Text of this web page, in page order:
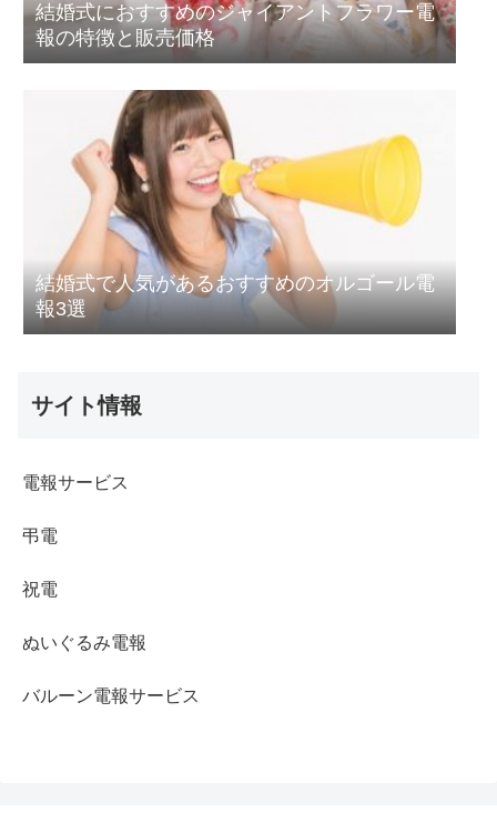
結婚式におすすめのジャイアントフラワー電
報の特徴と販売価格
結婚式で人気があるおすすめのオルゴール電
報3選
サイト情報
電報サービス
弔電
祝電
ぬいぐるみ電報
バルーン電報サービス